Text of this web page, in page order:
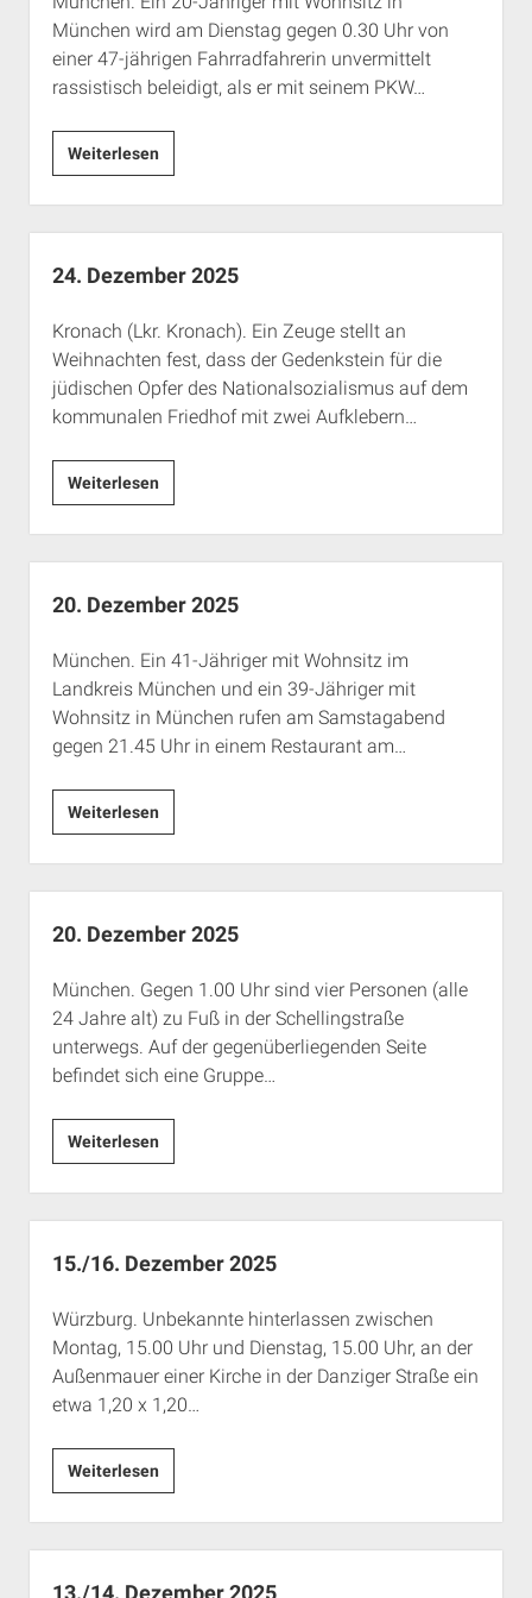
Rechte Termine München
Über a.i.d.a.
RSS-Feeds, Twitter & Facebook
Bibliothek
München wird am Dienstag gegen 0.30 Uhr von
einer 47-jährigen Fahrradfahrerin unvermittelt
rassistisch beleidigt, als er mit seinem PKW…
Weiterlesen30.
Dezember
2025
24. Dezember 2025
Kronach (Lkr. Kronach). Ein Zeuge stellt an
Weihnachten fest, dass der Gedenkstein für die
jüdischen Opfer des Nationalsozialismus auf dem
kommunalen Friedhof mit zwei Aufklebern…
Weiterlesen24.
Dezember
2025
20. Dezember 2025
München. Ein 41-Jähriger mit Wohnsitz im
Landkreis München und ein 39-Jähriger mit
Wohnsitz in München rufen am Samstagabend
gegen 21.45 Uhr in einem Restaurant am…
Weiterlesen20.
Dezember
2025
20. Dezember 2025
München. Gegen 1.00 Uhr sind vier Personen (alle
24 Jahre alt) zu Fuß in der Schellingstraße
unterwegs. Auf der gegenüberliegenden Seite
befindet sich eine Gruppe…
Weiterlesen20.
Dezember
2025
15./16. Dezember 2025
Würzburg. Unbekannte hinterlassen zwischen
Montag, 15.00 Uhr und Dienstag, 15.00 Uhr, an der
Außenmauer einer Kirche in der Danziger Straße ein
etwa 1,20 x 1,20…
Weiterlesen15./16.
Dezember
2025
13./14. Dezember 2025